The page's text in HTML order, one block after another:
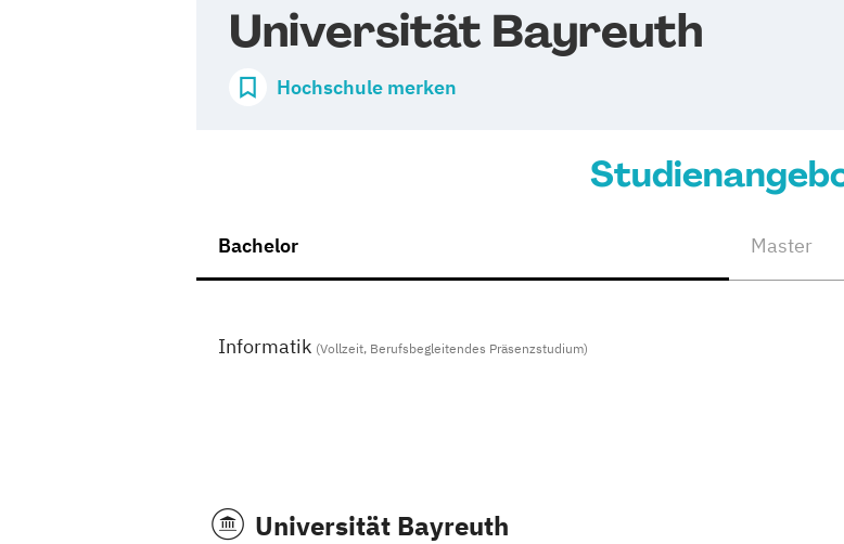
Universität Bayreuth
Hochschule merken
Bachelor Master
Informatik (Vollzeit, Berufsbegleitendes Präsenzstudium)
Universität Bayreuth